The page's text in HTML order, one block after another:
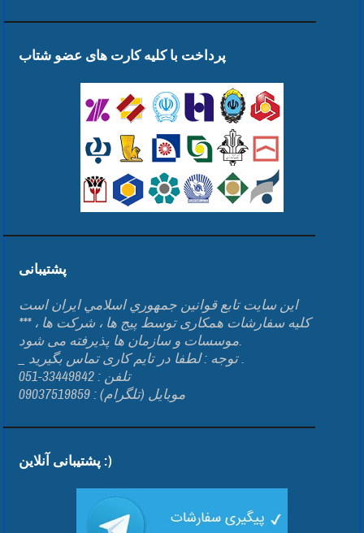
پرداخت با کلیه کارت های عضو شتاب
پشتیبانی
اين سايت تابع قوانين جمهوري اسلامي ايران است
*** کلیه سفارشات همکاری توسط پیج ها ، شرکت ها ،
موسسات و سازمان ها پذیرفته می شود.
_ توجه : لطفا در تایم کاری تماس بگیرید .
تلفن : 33449842-051
موبایل (تلگرام) : 09037519859
پشتیبانی آنلاین :)